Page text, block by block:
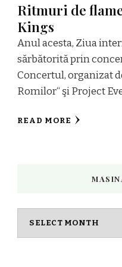
Ritmuri de
Kings
Anul acesta, Ziua
sărbătorită prin
Concertul, organizat
Romilor“ şi Project
READ MORE